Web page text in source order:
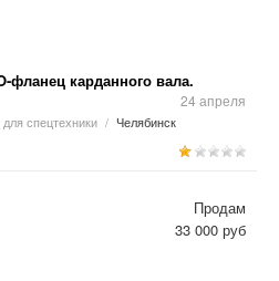
фланец карданного вала.
24 апреля
спецтехники / Челябинск
Продам
33 000 руб